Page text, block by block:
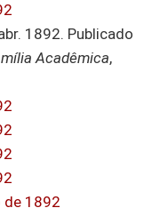
1892. Publicado
Acadêmica,
de 1892